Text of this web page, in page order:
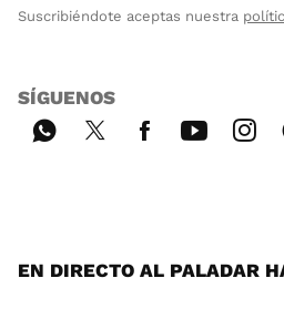
Suscribiéndote aceptas nuestra
SÍGUENOS
EN DIRECTO AL PALADAR